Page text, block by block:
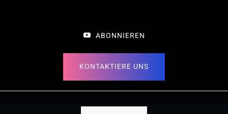
ABONNIEREN
KONTAKTIERE UNS